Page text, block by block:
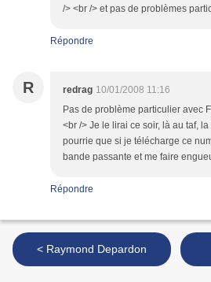
/> <br /> et pas de problèmes
Répondre
R redrag 10/01/2008 11:16
Pas de problème particulier avec
<br /> Je le lirai ce soir, là au taf,
pourrie que si je télécharge ce
bande passante et me faire
Répondre
< Raymond Depardon